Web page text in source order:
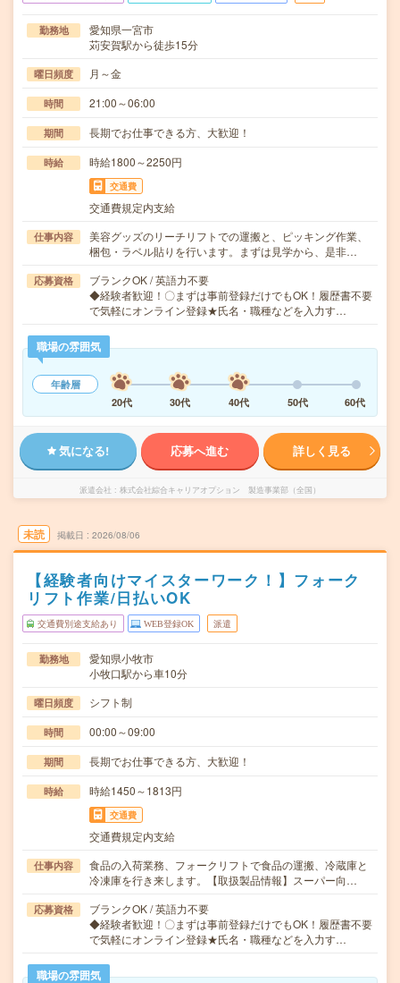
勤務地
愛知県一宮市
苅安賀駅から徒歩15分
曜日頻度 月～金
時間 21:00～06:00
期間 長期でお仕事できる方、大歓迎！
時給 時給1800～2250円
交通費
交通費規定内支給
仕事内容
美容グッズのリーチリフトでの運搬と、ピッキング作業、
梱包・ラベル貼りを行います。まずは見学から、是非…
応募資格
ブランクOK / 英語力不要
◆経験者歓迎！〇まずは事前登録だけでもOK！履歴書不要
で気軽にオンライン登録★氏名・職種などを入力す…
職場の雰囲気
年齢層
20代
30代 40代 50代 60代
気になる! 応募へ進む 詳しく見る
派遣会社 株式会社綜合キャリアオプション 製造事業部（全国）
未読 掲載日 2026/08/06
【経験者向けマイスターワーク！】フォーク
リフト作業/日払いOK
交通費別途支給あり WEB登録OK 派遣
勤務地
愛知県小牧市
小牧口駅から車10分
曜日頻度 シフト制
時間 00:00～09:00
期間 長期でお仕事できる方、大歓迎！
時給 時給1450～1813円
交通費
交通費規定内支給
仕事内容
食品の入荷業務、フォークリフトで食品の運搬、冷蔵庫と
冷凍庫を行き来します。【取扱製品情報】スーパー向…
応募資格
ブランクOK / 英語力不要
◆経験者歓迎！〇まずは事前登録だけでもOK！履歴書不要
で気軽にオンライン登録★氏名・職種などを入力す…
職場の雰囲気